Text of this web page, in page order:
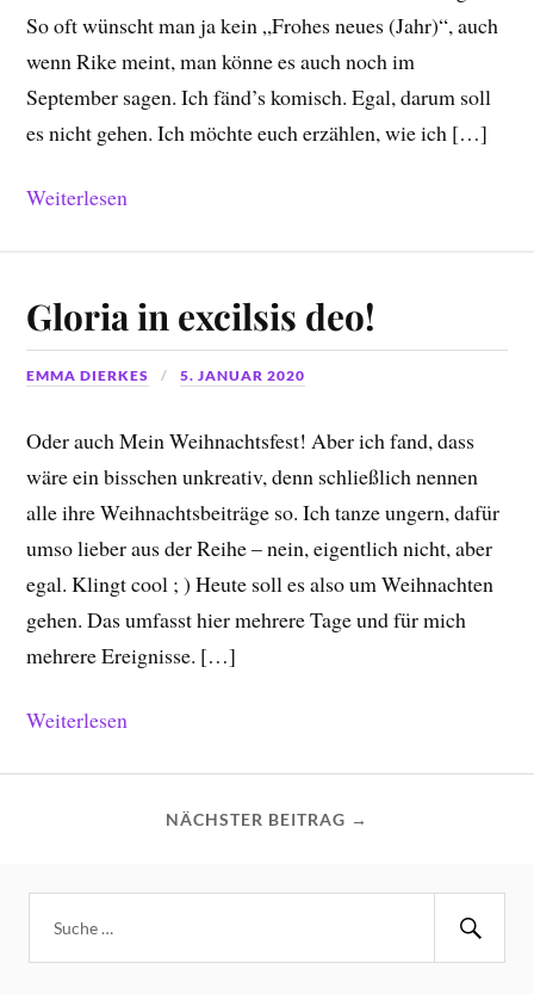
So oft wünscht man ja kein „Frohes neues (Jahr)“, auch
wenn Rike meint, man könne es auch noch im
September sagen. Ich fänd’s komisch. Egal, darum soll
es nicht gehen. Ich möchte euch erzählen, wie ich […]
Weiterlesen
Gloria in excilsis deo!
EMMA DIERKES 5. JANUAR 2020
Oder auch Mein Weihnachtsfest! Aber ich fand, dass
wäre ein bisschen unkreativ, denn schließlich nennen
alle ihre Weihnachtsbeiträge so. Ich tanze ungern, dafür
umso lieber aus der Reihe – nein, eigentlich nicht, aber
egal. Klingt cool ; ) Heute soll es also um Weihnachten
gehen. Das umfasst hier mehrere Tage und für mich
mehrere Ereignisse. […]
Weiterlesen
NÄCHSTER BEITRAG →